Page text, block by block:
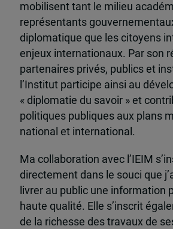
mobilisent tant le milieu
représentants
diplomatique que les citoyens
enjeux internationaux. Par son
partenaires privés, publics et
l’Institut participe ainsi au
« diplomatie du savoir » et
politiques publiques aux plans
national et international.
Ma collaboration avec l’IEIM
directement dans le souci que
livrer au public une information
haute qualité. Elle s’inscrit
de la richesse des travaux de